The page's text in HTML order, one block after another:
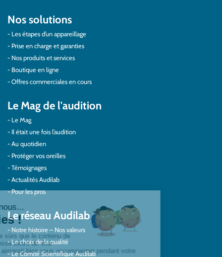
Nos solutions
Les étapes d’un appareillage
Prise en charge et garanties
Nos produits et services
Boutique en ligne
Offres commerciales en cours
Le Mag de l'audition
Le Mag
Il était une fois l’audition
Au quotidien
Protéger vos oreilles
Témoignages
Actualités Audilab
Pour les pros
Le réseau Audilab
Notre histoire – Nos valeurs
Le choix de la qualité
Le Comité Scientifique Audilab